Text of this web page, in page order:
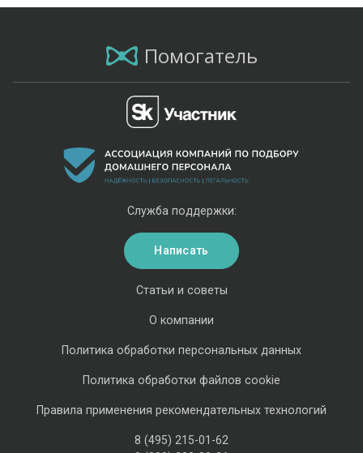
Помогатель
Статьи и советы
О компании
Политика обработки персональных данных
Политика обработки файлов cookie
Правила применения рекомендательных технологий
8 (495) 215-01-62
Служба поддержки:
Написать